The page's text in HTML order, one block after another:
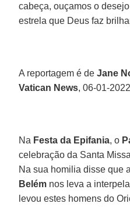
cabeça, ouçamos o
estrela que Deus faz
A reportagem é deJane
Vatican News, 06-01-
Na Festa da Epifania, o
celebração da Santa
Na sua homilia disse que
Belém nos leva a
levou estes homens do